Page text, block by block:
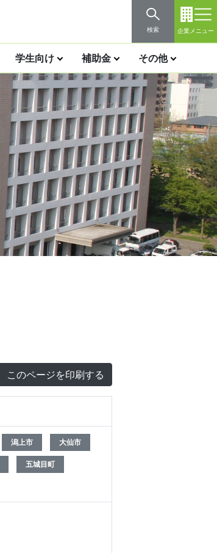
検索 企業メニュー
学生向け 補助金 その他
このページを印刷する
潟上市 大仙市
五城目町